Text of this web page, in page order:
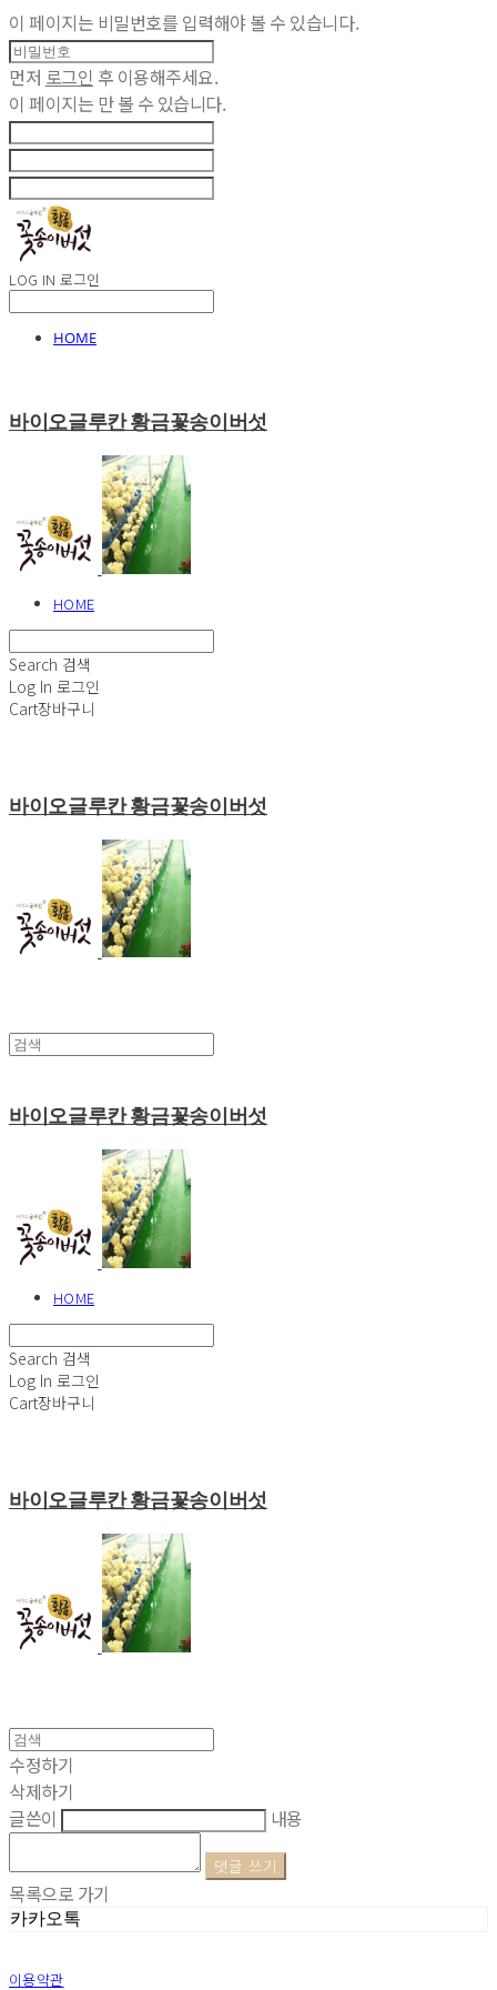
이 페이지는 비밀번호를 입력해야 볼 수 있습니다.
먼저 로그인 후 이용해주세요.
이 페이지는 만 볼 수 있습니다.
LOG IN 로그인
HOME
바이오글루칸 황금꽃송이버섯
HOME
Search 검색
Log In 로그인
Cart장바구니
바이오글루칸 황금꽃송이버섯
바이오글루칸 황금꽃송이버섯
HOME
Search 검색
Log In 로그인
Cart장바구니
바이오글루칸 황금꽃송이버섯
수정하기
삭제하기
글쓴이
내용
댓글 쓰기
목록으로 가기
카카오톡
이용약관